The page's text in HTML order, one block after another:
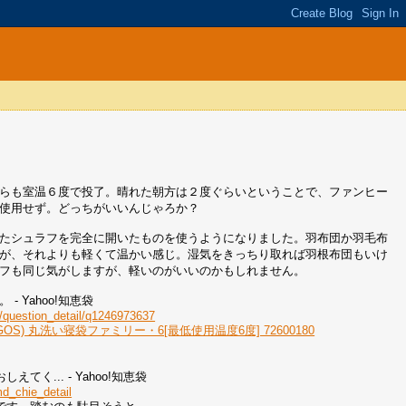
も室温６度で投了。晴れた朝方は２度ぐらいということで、ファンヒー
用せず。どっちがいいんじゃろか？
シュラフを完全に開いたものを使うようになりました。羽布団か羽毛布
、それよりも軽くて温かい感じ。湿気をきっちり取れば羽根布団もいけ
も同じ気がしますが、軽いのがいいのかもしれません。
- Yahoo!知恵袋
q1246973637
丸洗い寝袋ファミリー・6[最低使用温度6度] 72600180
しえてく... - Yahoo!知恵袋